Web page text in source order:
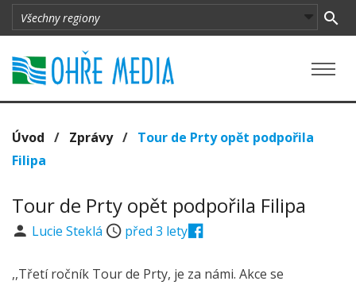
Úvod / Zprávy/ Tour de Prty opět podpořila
Filipa
Tour de Prty opět podpořila Filipa
Lucie Steklá před 3 lety
,,Třetí ročník Tour de Prty, je za námi. Akce se